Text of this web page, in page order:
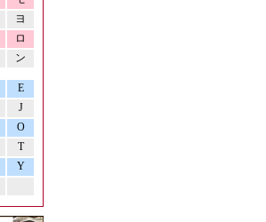
ヨ
ロ
ン
E
J
O
T
Y